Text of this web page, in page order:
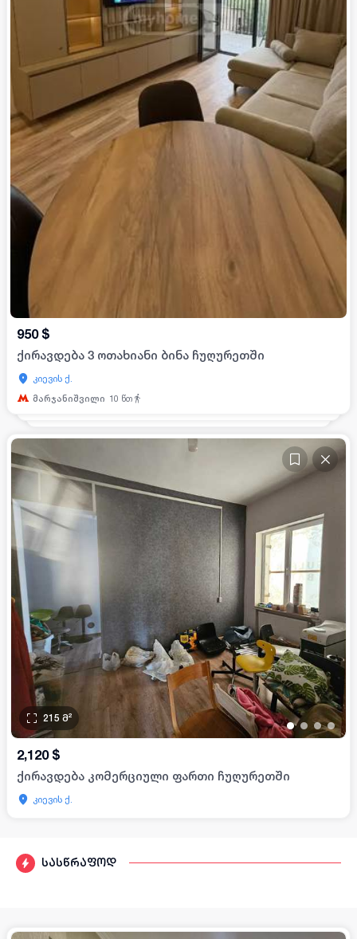
სასწრაფოდ
950 $
ქირავდება 3 ოთახიანი ბინა ჩუღურეთში
კიევის ქ.
მარჯანიშვილი 10 წთ
•• ••
215 მ²
2,120 $
ქირავდება კომერციული ფართი ჩუღურეთში
კიევის ქ.